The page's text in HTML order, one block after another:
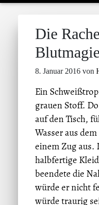
Die
8. Januar 2016 von
Ein
grauen Stoff.
auf den Tisch,
Wasser aus
einem Zug aus.
halbfertige
beendete die
würde er nicht
würde traurig